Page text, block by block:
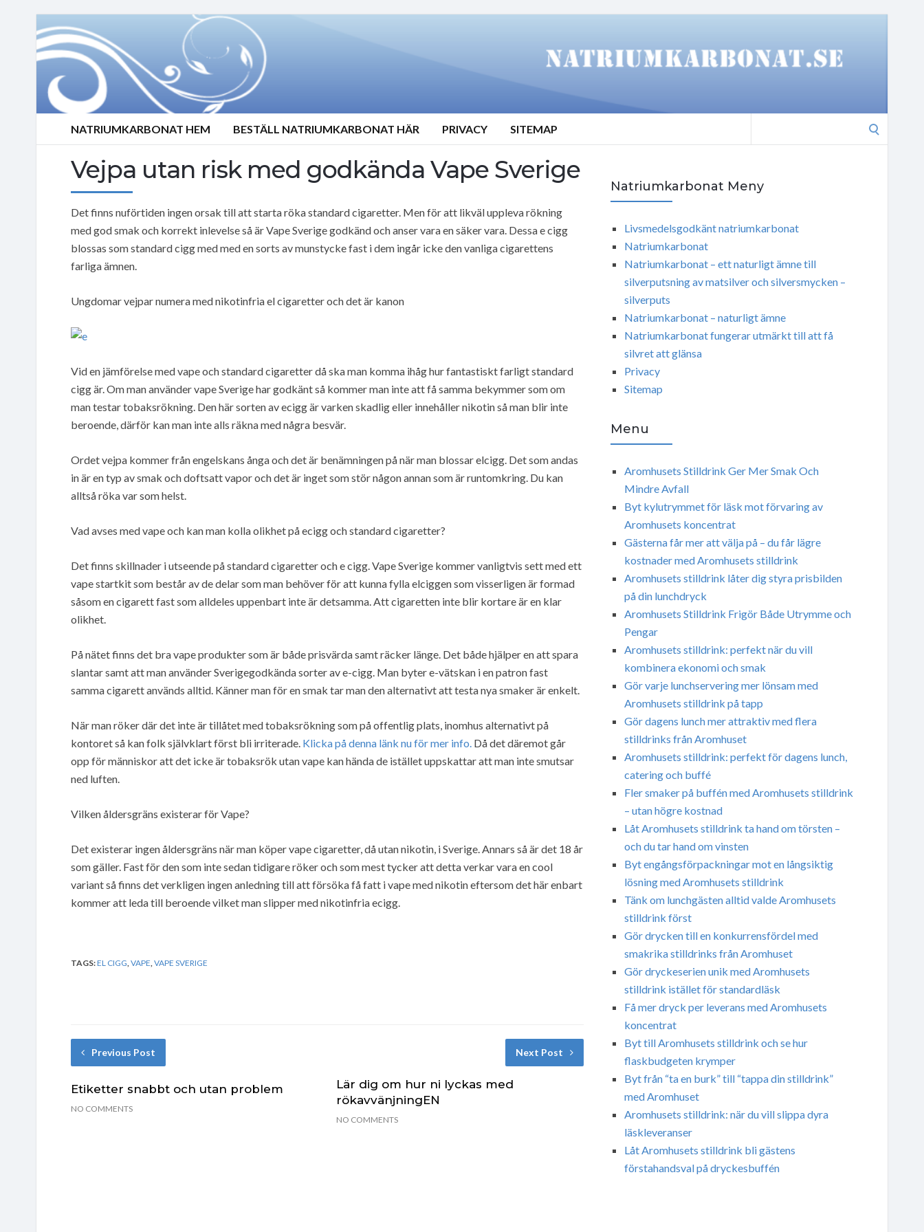
NATRIUMKARBONAT HEM BESTÄLL NATRIUMKARBONAT HÄR PRIVACY SITEMAP
Vejpa utan risk med godkända Vape Sverige
Det finns nuförtiden ingen orsak till att starta röka standard cigaretter. Men för att likväl uppleva rökning
med god smak och korrekt inlevelse så är Vape Sverige godkänd och anser vara en säker vara. Dessa e cigg
blossas som standard cigg med med en sorts av munstycke fast i dem ingår icke den vanliga cigarettens
farliga ämnen.
Ungdomar vejpar numera med nikotinfria el cigaretter och det är kanon
Vid en jämförelse med vape och standard cigaretter då ska man komma ihåg hur fantastiskt farligt standard
cigg är. Om man använder vape Sverige har godkänt så kommer man inte att få samma bekymmer som om
man testar tobaksrökning. Den här sorten av ecigg är varken skadlig eller innehåller nikotin så man blir inte
beroende, därför kan man inte alls räkna med några besvär.
Ordet vejpa kommer från engelskans ånga och det är benämningen på när man blossar elcigg. Det som andas
in är en typ av smak och doftsatt vapor och det är inget som stör någon annan som är runtomkring. Du kan
alltså röka var som helst.
Vad avses med vape och kan man kolla olikhet på ecigg och standard cigaretter?
Det finns skillnader i utseende på standard cigaretter och e cigg. Vape Sverige kommer vanligtvis sett med ett
vape startkit som består av de delar som man behöver för att kunna fylla elciggen som visserligen är formad
såsom en cigarett fast som alldeles uppenbart inte är detsamma. Att cigaretten inte blir kortare är en klar
olikhet.
På nätet finns det bra vape produkter som är både prisvärda samt räcker länge. Det både hjälper en att spara
slantar samt att man använder Sverigegodkända sorter av e-cigg. Man byter e-vätskan i en patron fast
samma cigarett används alltid. Känner man för en smak tar man den alternativt att testa nya smaker är enkelt.
När man röker där det inte är tillåtet med tobaksrökning som på offentlig plats, inomhus alternativt på
kontoret så kan folk självklart först bli irriterade. Klicka på denna länk nu för mer info. Då det däremot går
opp för människor att det icke är tobaksrök utan vape kan hända de istället uppskattar att man inte smutsar
ned luften.
Vilken åldersgräns existerar för Vape?
Det existerar ingen åldersgräns när man köper vape cigaretter, då utan nikotin, i Sverige. Annars så är det 18 år
som gäller. Fast för den som inte sedan tidigare röker och som mest tycker att detta verkar vara en cool
variant så finns det verkligen ingen anledning till att försöka få fatt i vape med nikotin eftersom det här enbart
kommer att leda till beroende vilket man slipper med nikotinfria ecigg.
TAGS:EL CIGG VAPE VAPE SVERIGE
Previous Post
Etiketter snabbt och utan problem
NO COMMENTS
Next Post
Lär dig om hur ni lyckas med
rökavvänjningEN
NO COMMENTS
Natriumkarbonat Meny
Livsmedelsgodkänt natriumkarbonat
Natriumkarbonat
Natriumkarbonat – ett naturligt ämne till
silverputsning av matsilver och silversmycken –
silverputs
Natriumkarbonat – naturligt ämne
Natriumkarbonat fungerar utmärkt till att få
silvret att glänsa
Privacy
Sitemap
Menu
Aromhusets Stilldrink Ger Mer Smak Och
Mindre Avfall
Byt kylutrymmet för läsk mot förvaring av
Aromhusets koncentrat
Gästerna får mer att välja på – du får lägre
kostnader med Aromhusets stilldrink
Aromhusets stilldrink låter dig styra prisbilden
på din lunchdryck
Aromhusets Stilldrink Frigör Både Utrymme och
Pengar
Aromhusets stilldrink: perfekt när du vill
kombinera ekonomi och smak
Gör varje lunchservering mer lönsam med
Aromhusets stilldrink på tapp
Gör dagens lunch mer attraktiv med flera
stilldrinks från Aromhuset
Aromhusets stilldrink: perfekt för dagens lunch,
catering och buffé
Fler smaker på buffén med Aromhusets stilldrink
– utan högre kostnad
Låt Aromhusets stilldrink ta hand om törsten –
och du tar hand om vinsten
Byt engångsförpackningar mot en långsiktig
lösning med Aromhusets stilldrink
Tänk om lunchgästen alltid valde Aromhusets
stilldrink först
Gör drycken till en konkurrensfördel med
smakrika stilldrinks från Aromhuset
Gör dryckeserien unik med Aromhusets
stilldrink istället för standardläsk
Få mer dryck per leverans med Aromhusets
koncentrat
Byt till Aromhusets stilldrink och se hur
flaskbudgeten krymper
Byt från “ta en burk” till “tappa din stilldrink”
med Aromhuset
Aromhusets stilldrink: när du vill slippa dyra
läskleveranser
Låt Aromhusets stilldrink bli gästens
förstahandsval på dryckesbuffén